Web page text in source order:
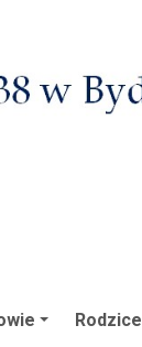
Rodzice